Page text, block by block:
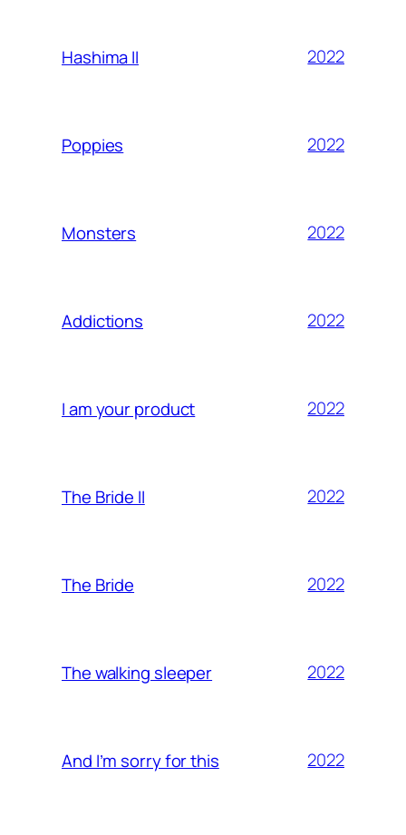
Hashima II 2022
Poppies 2022
Monsters 2022
Addictions 2022
I am your product 2022
The Bride II 2022
The Bride 2022
The walking sleeper 2022
And I’m sorry for this 2022